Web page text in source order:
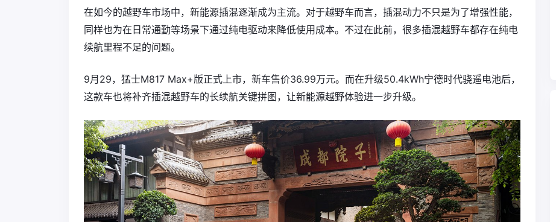
在如今的越野车市场中，新能源插混逐渐成为主流。对于越野车而言，插混动力不只是为了增强性能，
同样也为在日常通勤等场景下通过纯电驱动来降低使用成本。不过在此前，很多插混越野车都存在纯电
续航里程不足的问题。
9月29，猛士M817 Max+版正式上市，新车售价36.99万元。而在升级50.4kWh宁德时代骁遥电池后，
这款车也将补齐插混越野车的长续航关键拼图，让新能源越野体验进一步升级。